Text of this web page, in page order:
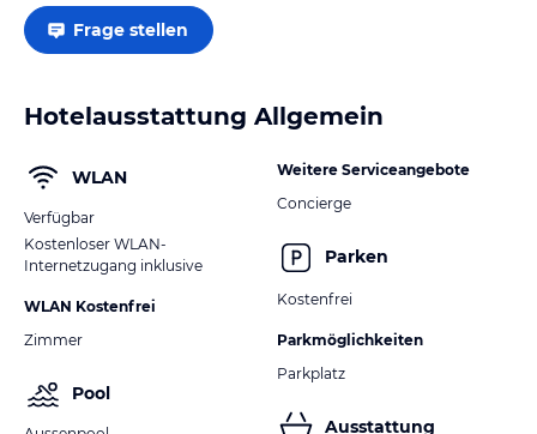
Frage stellen
Hotelausstattung Allgemein
WLAN
Verfügbar
Kostenloser WLAN-
Internetzugang inklusive
WLAN Kostenfrei
Zimmer
Pool
Weitere Serviceangebote
Concierge
Parken
Kostenfrei
Parkmöglichkeiten
Parkplatz
Ausstattung